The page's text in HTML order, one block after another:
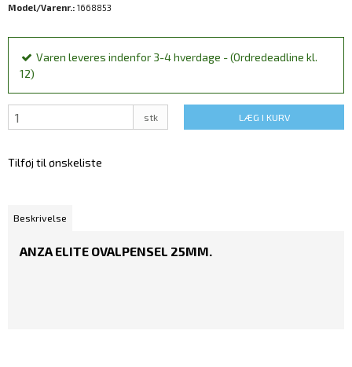
Model/Varenr.: 1668853
Varen leveres indenfor 3-4 hverdage - (Ordredeadline kl.
12)
stk LÆG I KURV
Tilføj til ønskeliste
Beskrivelse
ANZA ELITE OVALPENSEL 25MM.